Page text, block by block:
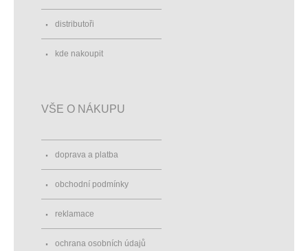
distributoři
kde nakoupit
VŠE O NÁKUPU
doprava a platba
obchodní podmínky
reklamace
ochrana osobních údajů